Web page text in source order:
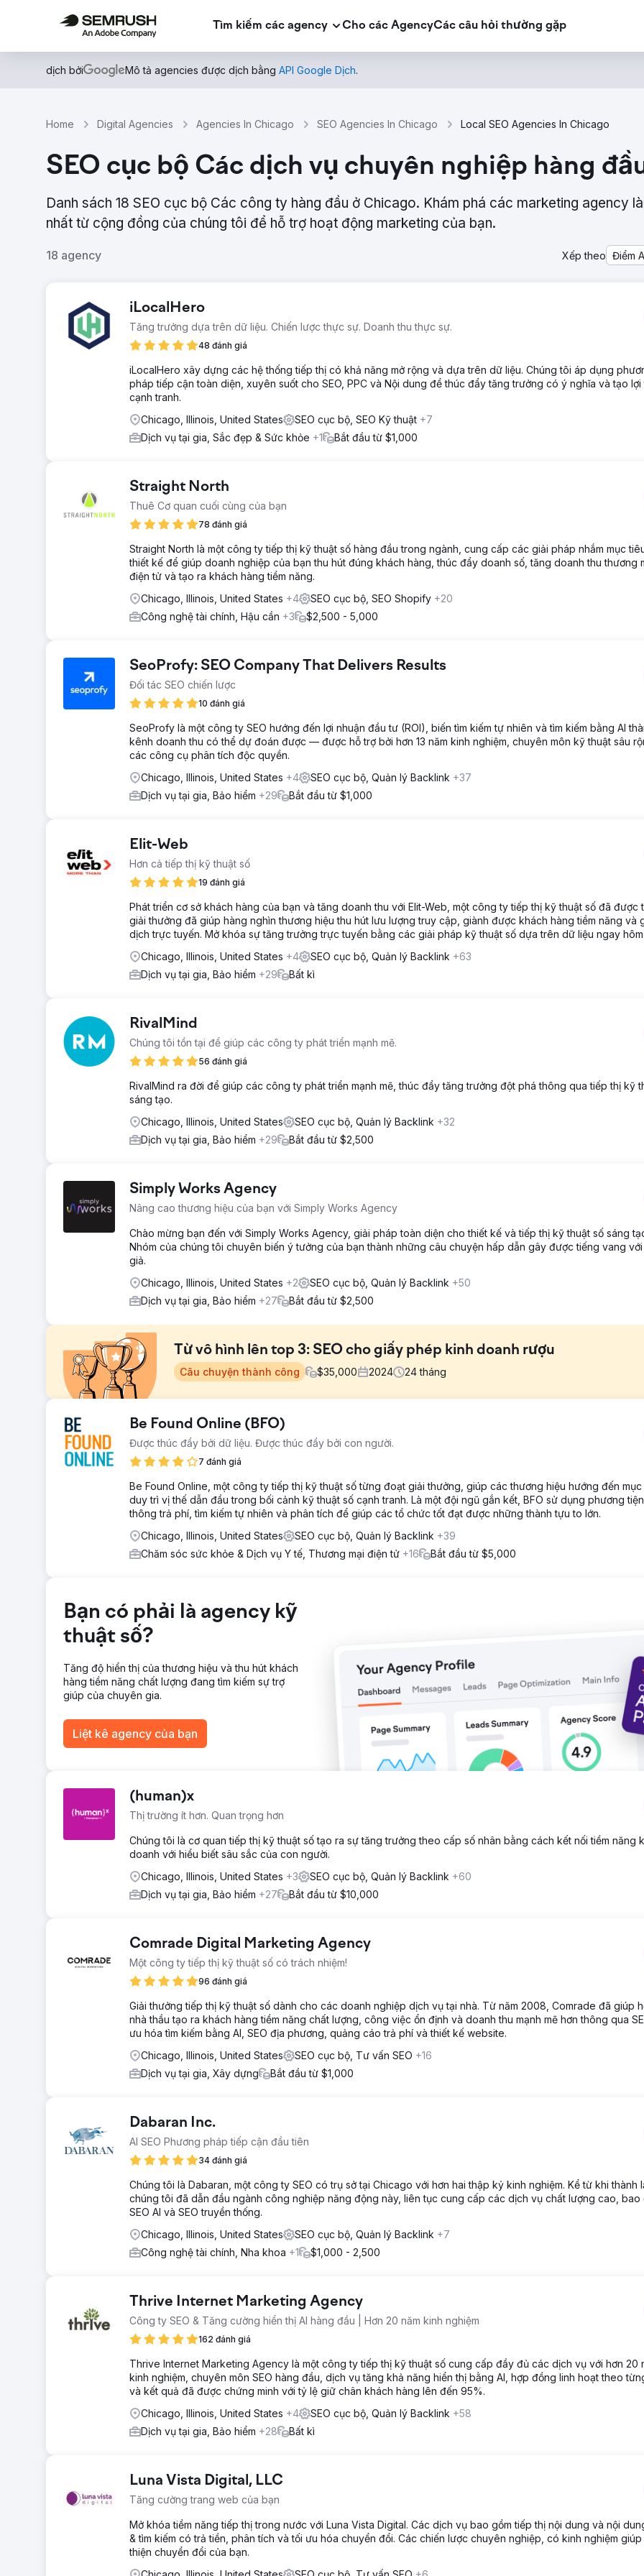
Tìm kiếm các agency Cho các AgencyCác câu hỏi thường gặp
dịch bởi Mô tả agencies được dịch bằng API Google Dịch.
Home Digital Agencies Agencies In Chicago SEO Agencies In Chicago Local SEO Agencies In Chicago
SEO cục bộ Các dịch vụ chuyên nghiệp hàng
Danh sách 18 SEO cục bộ Các công ty hàng đầu ở Chicago. Khám phá các marketing agency
nhất từ ​​cộng đồng của chúng tôi để hỗ trợ hoạt động marketing của bạn.
18 agency Xếp theo Điểm
iLocalHero
Tăng trưởng dựa trên dữ liệu. Chiến lược thực sự. Doanh thu thực sự.
48 đánh giá
iLocalHero xây dựng các hệ thống tiếp thị có khả năng mở rộng và dựa trên dữ liệu. Chúng tôi áp dụng
pháp tiếp cận toàn diện, xuyên suốt cho SEO, PPC và Nội dung để thúc đẩy tăng trưởng có ý nghĩa và tạo lợi
cạnh tranh.
Chicago, Illinois, United States
SEO cục bộ, SEO Kỹ thuật +7
Dịch vụ tại gia, Sắc đẹp & Sức khỏe +1 Bắt đầu từ $1,000
Straight North
Thuê Cơ quan cuối cùng của bạn
78 đánh giá
Straight North là một công ty tiếp thị kỹ thuật số hàng đầu trong ngành, cung cấp các giải pháp nhắm mục
thiết kế để giúp doanh nghiệp của bạn thu hút đúng khách hàng, thúc đẩy doanh số, tăng doanh thu thương
điện tử và tạo ra khách hàng tiềm năng.
Chicago, Illinois, United States +4 SEO cục bộ, SEO Shopify +20
Công nghệ tài chính, Hậu cần +3 $2,500 - 5,000
SeoProfy: SEO Company That Delivers Results
Đối tác SEO chiến lược
10 đánh giá
SeoProfy là một công ty SEO hướng đến lợi nhuận đầu tư (ROI), biến tìm kiếm tự nhiên và tìm kiếm bằng AI
kênh doanh thu có thể dự đoán được — được hỗ trợ bởi hơn 13 năm kinh nghiệm, chuyên môn kỹ thuật sâu
các công cụ phân tích độc quyền.
Chicago, Illinois, United States +4 SEO cục bộ, Quản lý Backlink +37
Dịch vụ tại gia, Bảo hiểm +29 Bắt đầu từ $1,000
Elit-Web
Hơn cả tiếp thị kỹ thuật số
19 đánh giá
Phát triển cơ sở khách hàng của bạn và tăng doanh thu với Elit-Web, một công ty tiếp thị kỹ thuật số đã được
giải thưởng đã giúp hàng nghìn thương hiệu thu hút lưu lượng truy cập, giành được khách hàng tiềm năng và
dịch trực tuyến. Mở khóa sự tăng trưởng trực tuyến bằng các giải pháp kỹ thuật số dựa trên dữ liệu ngay hôm
Chicago, Illinois, United States +4 SEO cục bộ, Quản lý Backlink +63
Dịch vụ tại gia, Bảo hiểm +29 Bất kì
RivalMind
Chúng tôi tồn tại để giúp các công ty phát triển mạnh mẽ.
56 đánh giá
RivalMind ra đời để giúp các công ty phát triển mạnh mẽ, thúc đẩy tăng trưởng đột phá thông qua tiếp thị kỹ
sáng tạo.
Chicago, Illinois, United States
SEO cục bộ, Quản lý Backlink +32
Dịch vụ tại gia, Bảo hiểm +29 Bắt đầu từ $2,500
Simply Works Agency
Nâng cao thương hiệu của bạn với Simply Works Agency
Chào mừng bạn đến với Simply Works Agency, giải pháp toàn diện cho thiết kế và tiếp thị kỹ thuật số sáng
Nhóm của chúng tôi chuyên biến ý tưởng của bạn thành những câu chuyện hấp dẫn gây được tiếng vang với
giả.
Chicago, Illinois, United States +2 SEO cục bộ, Quản lý Backlink +50
Dịch vụ tại gia, Bảo hiểm +27 Bắt đầu từ $2,500
Từ vô hình lên top 3: SEO cho giấy phép kinh doanh rượu
Câu chuyện thành công $35,000 2024 24 tháng
Thử thách
Khách hàng này có một trang web, nhưng nó không mang lại hiệu quả kinh doanh. Họ không có sự hiện diện nào tại địa
và không xếp hạng cao cho bất kỳ từ khóa cạnh tranh nào. Họ cần một đối tác để tiếp quản toàn bộ hệ sinh thái kỹ thuật
thiết kế đến quản lý khách hàng tiềm năng—để cạnh tranh với các công ty đã có tên tuổi. Thử thách là phải lọt vào "Top 3"
Chiến lược của chúng tôi dựa trên các thực tiễn SEO địa phương tốt nhất. Chúng tôi đã xây dựng lại trang web với tối ưu hóa
xây dựng lòng tin. Để tối đa hóa tác động tức thì, chúng tôi đã tích hợp thêm Google Ads và tự động hóa thu thập khách
năng. Sự cân bằng giữa tính liên quan sâu sắc trên trang và xây dựng uy tín ngoài trang chính là động lực cụ thể giúp họ
Khách hàng hiện là công ty dẫn đầu thị trường tại thành phố quê nhà, vững chắc nằm trong Top 3 của Google Maps Pack
vị trí trang 1 trên kết quả tìm kiếm tự nhiên cho các từ khóa dịch vụ sinh lợi nhất. Lượng khách hàng tiềm năng chất lượng cao
cho phép chúng tôi mở rộng phạm vi công việc; hiện chúng tôi đang triển khai chiến lược đã được chứng minh này để nhắm
tiêu vào các khu vực khác trên cả nước với những thành công bước đầu.
Chuyển đến trang agency
Be Found Online (BFO)
Được thúc đẩy bởi dữ liệu. Được thúc đẩy bởi con người.
7 đánh giá
Be Found Online, một công ty tiếp thị kỹ thuật số từng đoạt giải thưởng, giúp các thương hiệu hướng đến mục
duy trì vị thế dẫn đầu trong bối cảnh kỹ thuật số cạnh tranh. Là một đội ngũ gắn kết, BFO sử dụng phương
thông trả phí, tìm kiếm tự nhiên và phân tích để giúp các tổ chức tốt đạt được những thành tựu to lớn.
Chicago, Illinois, United States
SEO cục bộ, Quản lý Backlink +39
Chăm sóc sức khỏe & Dịch vụ Y tế, Thương mại điện tử +16 Bắt đầu từ $5,000
Bạn có phải là agency kỹ
thuật số?
Tăng độ hiển thị của thương hiệu và thu hút khách
hàng tiềm năng chất lượng đang tìm kiếm sự trợ
giúp của chuyên gia.
Liệt kê agency của bạn
(human)x
Thị trường ít hơn. Quan trọng hơn
Chúng tôi là cơ quan tiếp thị kỹ thuật số tạo ra sự tăng trưởng theo cấp số nhân bằng cách kết nối tiềm năng
doanh với hiểu biết sâu sắc của con người.
Chicago, Illinois, United States +3 SEO cục bộ, Quản lý Backlink +60
Dịch vụ tại gia, Bảo hiểm +27 Bắt đầu từ $10,000
Comrade Digital Marketing Agency
Một công ty tiếp thị kỹ thuật số có trách nhiệm!
96 đánh giá
Giải thưởng tiếp thị kỹ thuật số dành cho các doanh nghiệp dịch vụ tại nhà. Từ năm 2008, Comrade đã giúp
nhà thầu tạo ra khách hàng tiềm năng chất lượng, công việc ổn định và doanh thu mạnh mẽ hơn thông qua
ưu hóa tìm kiếm bằng AI, SEO địa phương, quảng cáo trả phí và thiết kế website.
Chicago, Illinois, United States
SEO cục bộ, Tư vấn SEO +16
Dịch vụ tại gia, Xây dựng
Bắt đầu từ $1,000
Dabaran Inc.
AI SEO Phương pháp tiếp cận đầu tiên
34 đánh giá
Chúng tôi là Dabaran, một công ty SEO có trụ sở tại Chicago với hơn hai thập kỷ kinh nghiệm. Kể từ khi thành
chúng tôi đã dẫn đầu ngành công nghiệp năng động này, liên tục cung cấp các dịch vụ chất lượng cao, bao
SEO AI và SEO truyền thống.
Chicago, Illinois, United States
SEO cục bộ, Quản lý Backlink +7
Công nghệ tài chính, Nha khoa +1 $1,000 - 2,500
Thrive Internet Marketing Agency
Công ty SEO & Tăng cường hiển thị AI hàng đầu | Hơn 20 năm kinh nghiệm
162 đánh giá
Thrive Internet Marketing Agency là một công ty tiếp thị kỹ thuật số cung cấp đầy đủ các dịch vụ với hơn 20
kinh nghiệm, chuyên môn SEO hàng đầu, dịch vụ tăng khả năng hiển thị bằng AI, hợp đồng linh hoạt theo
và kết quả đã được chứng minh với tỷ lệ giữ chân khách hàng lên đến 95%.
Chicago, Illinois, United States +4 SEO cục bộ, Quản lý Backlink +58
Dịch vụ tại gia, Bảo hiểm +28 Bất kì
Luna Vista Digital, LLC
Tăng cường trang web của bạn
Mở khóa tiềm năng tiếp thị trong nước với Luna Vista Digital. Các dịch vụ bao gồm tiếp thị nội dung và nội
& tìm kiếm có trả tiền, phân tích và tối ưu hóa chuyển đổi. Các chiến lược chuyên nghiệp, có kinh nghiệm giúp
thiện chuyển đổi của bạn.